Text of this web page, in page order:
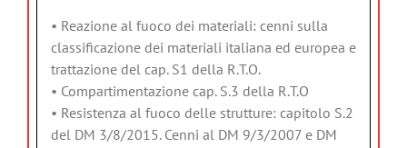
• Reazione al fuoco dei materiali: cenni sulla
classificazione dei materiali italiana ed europea e
trattazione del cap. S1 della R.T.O.
• Compartimentazione cap. S.3 della R.T.O
• Resistenza al fuoco delle strutture: capitolo S.2
del DM 3/8/2015. Cenni al DM 9/3/2007 e DM